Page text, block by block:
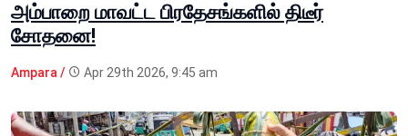
அம்பாறை மாவட்ட பிரதேசங்களில் திடீர்
சோதனை!
Ampara / Apr 29th 2026, 9:45 am